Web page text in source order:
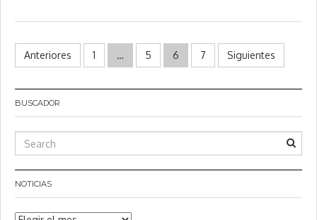
0
0
Paginación
entradas
Anteriores 1 … 5 6 7 Siguientes
BUSCADOR
NOTICIAS